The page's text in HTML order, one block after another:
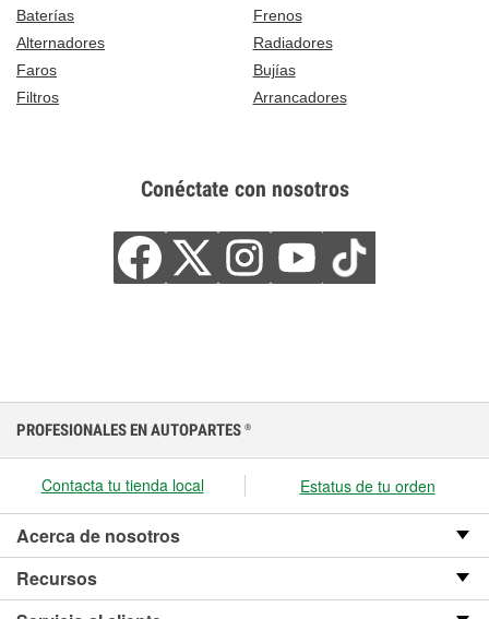
Baterías
Frenos
Alternadores
Radiadores
Faros
Bujías
Filtros
Arrancadores
Conéctate con nosotros
PROFESIONALES EN AUTOPARTES ®
Contacta tu tienda local Estatus de tu orden
Acerca de nosotros
Recursos